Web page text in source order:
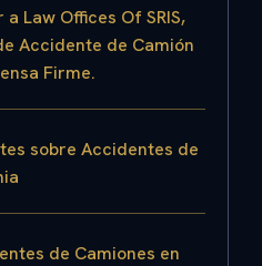
Law Offices Of SRIS,
Accidente de Camión
Firme.
sobre Accidentes de
de Camiones en